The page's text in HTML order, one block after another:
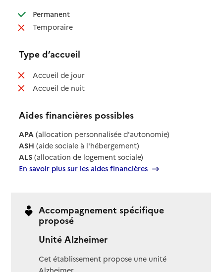
Permanent: disponible
Temporaire: non disponible
Type d’accueil
Accueil de jour: non disponible
Accueil de nuit: non disponible
Aides financières possibles
APA (allocation personnalisée d'autonomie)
ASH (aide sociale à l'hébergement)
ALS (allocation de logement sociale)
En savoir plus sur les aides financières
Accompagnement spécifique
proposé
Unité Alzheimer
Cet établissement propose une unité